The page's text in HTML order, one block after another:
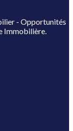
- Opportunités
Immobilière.